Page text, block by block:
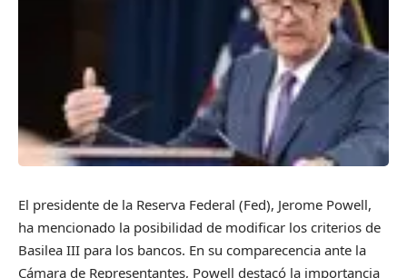
El presidente de la Reserva Federal (Fed), Jerome Powell,
ha mencionado la posibilidad de modificar los criterios de
Basilea III para los bancos. En su comparecencia ante la
Cámara de Representantes, Powell destacó la importancia